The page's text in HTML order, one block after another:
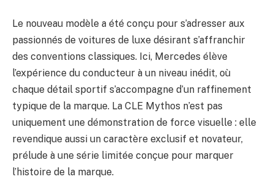
Le nouveau modèle a été conçu pour s’adresser aux
passionnés de voitures de luxe désirant s’affranchir
des conventions classiques. Ici, Mercedes élève
l’expérience du conducteur à un niveau inédit, où
chaque détail sportif s’accompagne d’un raffinement
typique de la marque. La CLE Mythos n’est pas
uniquement une démonstration de force visuelle : elle
revendique aussi un caractère exclusif et novateur,
prélude à une série limitée conçue pour marquer
l’histoire de la marque.